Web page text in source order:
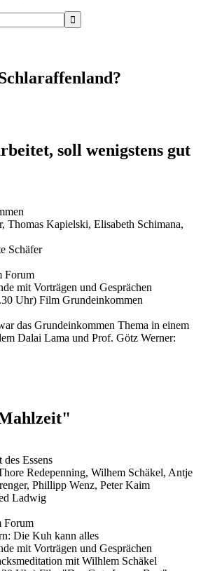
soll wenigstens gut
Thomas Kapielski, Elisabeth Schimana,
Schäfer
Forum
mit Vorträgen und Gesprächen
Uhr) Film Grundeinkommen
das Grundeinkommen Thema in einem
Dalai Lama und Prof. Götz Werner:
Essens
Redepenning, Wilhem Schäkel, Antje
Phillipp Wenz, Peter Kaim
Ladwig
Forum
Die Kuh kann alles
mit Vorträgen und Gesprächen
mit Wilhlem Schäkel